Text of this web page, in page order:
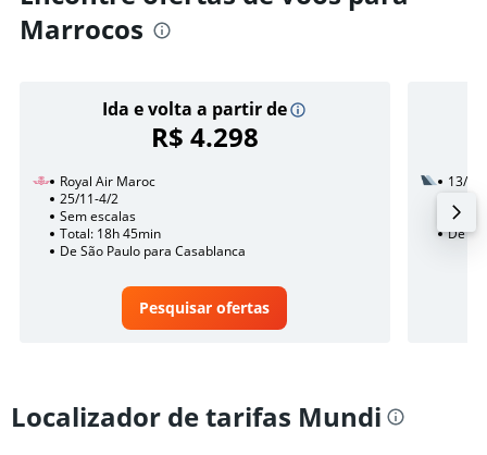
Marrocos
Ida e volta a partir de
R$ 4.298
Royal Air Maroc
25/11-4/2
Sem escalas
Total: 18h 45min
De São Paulo para Casablanca
Pesquisar ofertas
13/10
2
De
Localizador de tarifas Mundi